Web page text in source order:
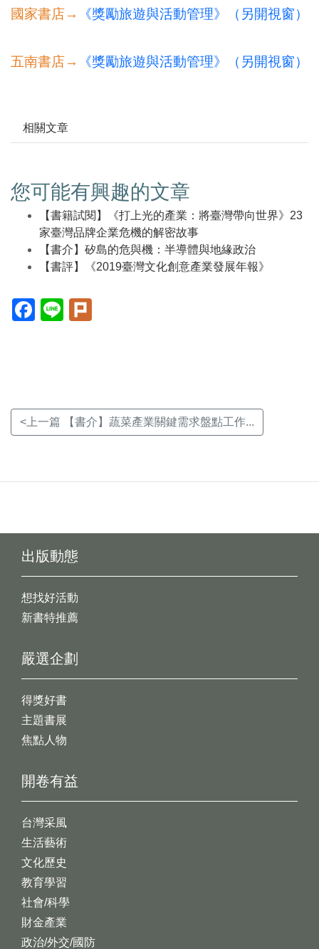
國家書店→ 《獎勵旅遊與活動管理》（另開視窗）
五南書店→ 《獎勵旅遊與活動管理》（另開視窗）
相關文章
您可能有興趣的文章
【書籍試閱】《打上光的產業：將臺灣帶向世界》23
家臺灣品牌企業危機的解密故事
【書介】矽島的危與機：半導體與地緣政治
【書評】《2019臺灣文化創意產業發展年報》
Facebook(另
開
Line(另
開
<上一篇 【書介】蔬菜產業關鍵需求盤點工作...
出版動態
想找好活動
新書特推薦
開卷有益
台灣采風
生活藝術
文化歷史
教育學習
社會/科學
財金產業
政治/外交/國防
嚴選企劃
得獎好書
主題書展
焦點人物